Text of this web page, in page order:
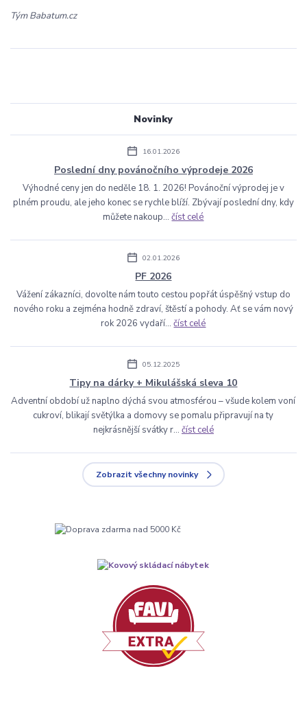
Novinky
16.01.2026
Poslední dny povánočního výprodeje 2026
Výhodné ceny jen do neděle 18. 1. 2026! Povánoční výprodej je v
plném proudu, ale jeho konec se rychle blíží. Zbývají poslední dny, kdy
můžete nakoup...číst celé
02.01.2026
PF 2026
Vážení zákazníci, dovolte nám touto cestou popřát úspěšný vstup do
nového roku a zejména hodně zdraví, štěstí a pohody. Ať se vám nový
rok 2026 vydaří...číst celé
05.12.2025
Tipy na dárky + Mikulášská sleva 10
Adventní období už naplno dýchá svou atmosférou – všude kolem voní
cukroví, blikají světýlka a domovy se pomalu připravují na ty
nejkrásnější svátky r... číst celé
Zobrazit všechny novinky
Tým Babatum.cz